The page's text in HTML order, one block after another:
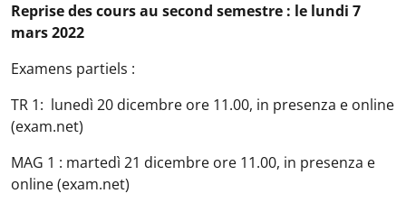
Reprise des cours au second semestre : le lundi 7
mars 2022
Examens partiels :
TR 1: lunedì 20 dicembre ore 11.00, in presenza e online
(exam.net)
MAG 1 : martedì 21 dicembre ore 11.00, in presenza e
online (exam.net)